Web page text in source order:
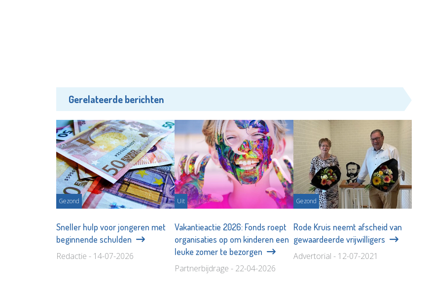
Gerelateerde berichten
Gezond
Sneller hulp voor jongeren met
beginnende schulden
Redactie - 14-07-2026
Uit
Vakantieactie 2026: Fonds roept
organisaties op om kinderen een
leuke zomer te bezorgen
Partnerbijdrage - 22-04-2026
Gezond
Rode Kruis neemt afscheid van
gewaardeerde vrijwilligers
Advertorial - 12-07-2021